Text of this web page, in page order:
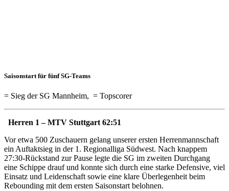
Saisonstart für fünf SG-Teams
= Sieg der SG Mannheim, = Topscorer
Herren 1 – MTV Stuttgart 62:51
Vor etwa 500 Zuschauern gelang unserer ersten Herrenmannschaft
ein Auftaktsieg in der 1. Regionalliga Südwest. Nach knappem
27:30-Rückstand zur Pause legte die SG im zweiten Durchgang
eine Schippe drauf und konnte sich durch eine starke Defensive, viel
Einsatz und Leidenschaft sowie eine klare Überlegenheit beim
Rebounding mit dem ersten Saisonstart belohnen.